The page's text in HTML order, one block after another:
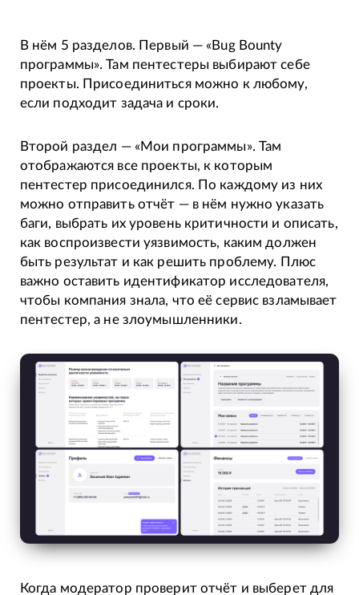
В нём 5 разделов. Первый — «Bug Bounty
программы». Там пентестеры выбирают себе
проекты. Присоединиться можно к любому,
если подходит задача и сроки.
Второй раздел — «Мои программы». Там
отображаются все проекты, к которым
пентестер присоединился. По каждому из них
можно отправить отчёт — в нём нужно указать
баги, выбрать их уровень критичности и описать,
как воспроизвести уязвимость, каким должен
быть результат и как решить проблему. Плюс
важно оставить идентификатор исследователя,
чтобы компания знала, что её сервис взламывает
пентестер, а не злоумышленники.
Когда модератор проверит отчёт и выберет для